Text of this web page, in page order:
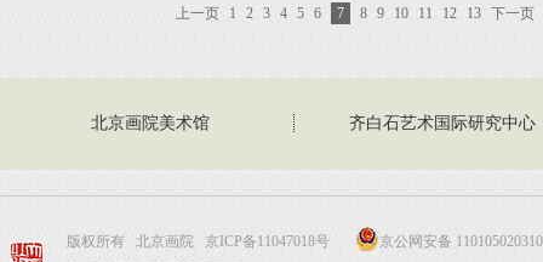
上一页 1 2 3 4 5 6 7 8 9 10 11 12 13 下一页
北京画院美术馆 齐白石艺术国际研究中心
版权所有 北京画院 京ICP备11047018号
京公网安备